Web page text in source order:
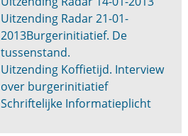
Uitzending Radar 21-01-
2013Burgerinitiatief. De
tussenstand.
Uitzending Koffietijd. Interview
over burgerinitiatief
Schriftelijke Informatieplicht